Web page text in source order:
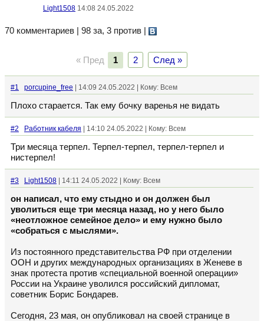
Light1508 14:08 24.05.2022
70 комментариев | 98 за, 3 против
« Пред 1 2 След »
#1 porcupine_free | 14:09 24.05.2022 | Кому: Всем
Плохо старается. Так ему бочку варенья не видать
#2 Работник кабеля | 14:10 24.05.2022 | Кому: Всем
Три месяца терпел. Терпел-терпел, терпел-терпел и
нистерпел!
#3 Light1508 | 14:11 24.05.2022 | Кому: Всем
он написал, что ему стыдно и он должен был
уволиться еще три месяца назад, но у него было
«неотложное семейное дело» и ему нужно было
«собраться с мыслями».
Из постоянного представительства РФ при отделении
ООН и других международных организациях в Женеве в
знак протеста против «специальной военной операции»
России на Украине уволился российский дипломат,
советник Борис Бондарев.
Сегодня, 23 мая, он опубликовал на своей странице в